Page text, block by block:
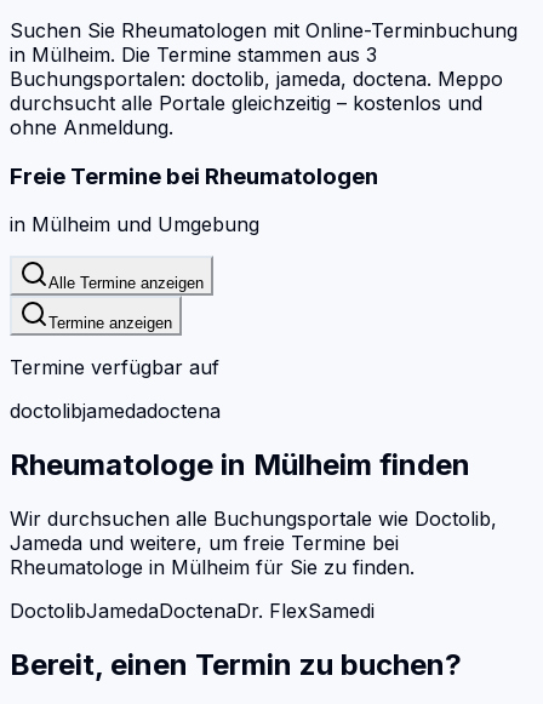
Suchen Sie Rheumatologen mit Online-Terminbuchung
in Mülheim. Die Termine stammen aus 3
Buchungsportalen: doctolib, jameda, doctena. Meppo
durchsucht alle Portale gleichzeitig – kostenlos und
ohne Anmeldung.
Freie Termine bei Rheumatologen
in Mülheim und Umgebung
Alle Termine anzeigen
Termine anzeigen
Termine verfügbar auf
doctolibjamedadoctena
Rheumatologe in Mülheim finden
Wir durchsuchen alle Buchungsportale wie Doctolib,
Jameda und weitere, um freie Termine bei
Rheumatologe in Mülheim für Sie zu finden.
DoctolibJamedaDoctenaDr. FlexSamedi
Bereit, einen Termin zu buchen?